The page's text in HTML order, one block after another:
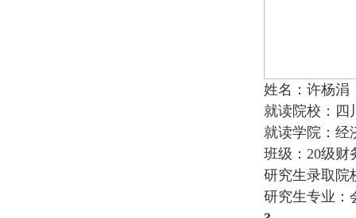
姓名：许杨涓
就读院校：
就读学院：经
班级：20级财
研究生录取院
研究生专业：